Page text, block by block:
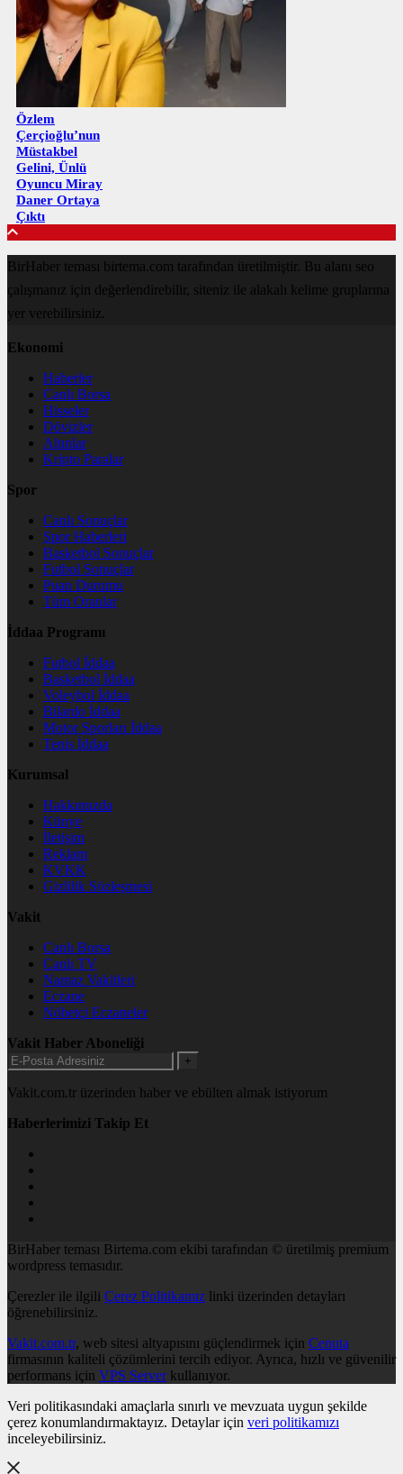
Özlem
Çerçioğlu’nun
Müstakbel
Gelini, Ünlü
Oyuncu Miray
Daner Ortaya
Çıktı
BirHaber teması birtema.com tarafından üretilmiştir. Bu alanı seo
çalışmanız için değerlendirebilir, siteniz ile alakalı kelime gruplarına
yer verebilirsiniz.
Ekonomi
Haberler
Canlı Borsa
Hisseler
Dövizler
Altınlar
Kripto Paralar
Spor
Canlı Sonuçlar
Spor Haberleri
Basketbol Sonuçlar
Futbol Sonuçlar
Puan Durumu
Tüm Oranlar
İddaa Programı
Futbol İddaa
Basketbol İddaa
Voleybol İddaa
Bilardo İddaa
Motor Sporları İddaa
Tenis İddaa
Kurumsal
Hakkımızda
Künye
İletişim
Reklam
KVKK
Gizlilik Sözleşmesi
Vakit
Canlı Borsa
Canlı TV
Namaz Vakitleri
Eczane
Nöbetçi Eczaneler
Vakit Haber Aboneliği
+
Vakit.com.tr üzerinden haber ve ebülten almak istiyorum
Haberlerimizi Takip Et
BirHaber teması Birtema.com ekibi tarafından © üretilmiş premium
wordpress temasıdır.
Çerezler ile ilgili Çerez Politikamız linki üzerinden detayları
öğrenebilirsiniz.
Vakit.com.tr, web sitesi altyapısını güçlendirmek için Cenuta
firmasının kaliteli çözümlerini tercih ediyor. Ayrıca, hızlı ve güvenilir
performans için VPS Serverkullanıyor.
Veri politikasındaki amaçlarla sınırlı ve mevzuata uygun şekilde
çerez konumlandırmaktayız. Detaylar için veri politikamızı
inceleyebilirsiniz.